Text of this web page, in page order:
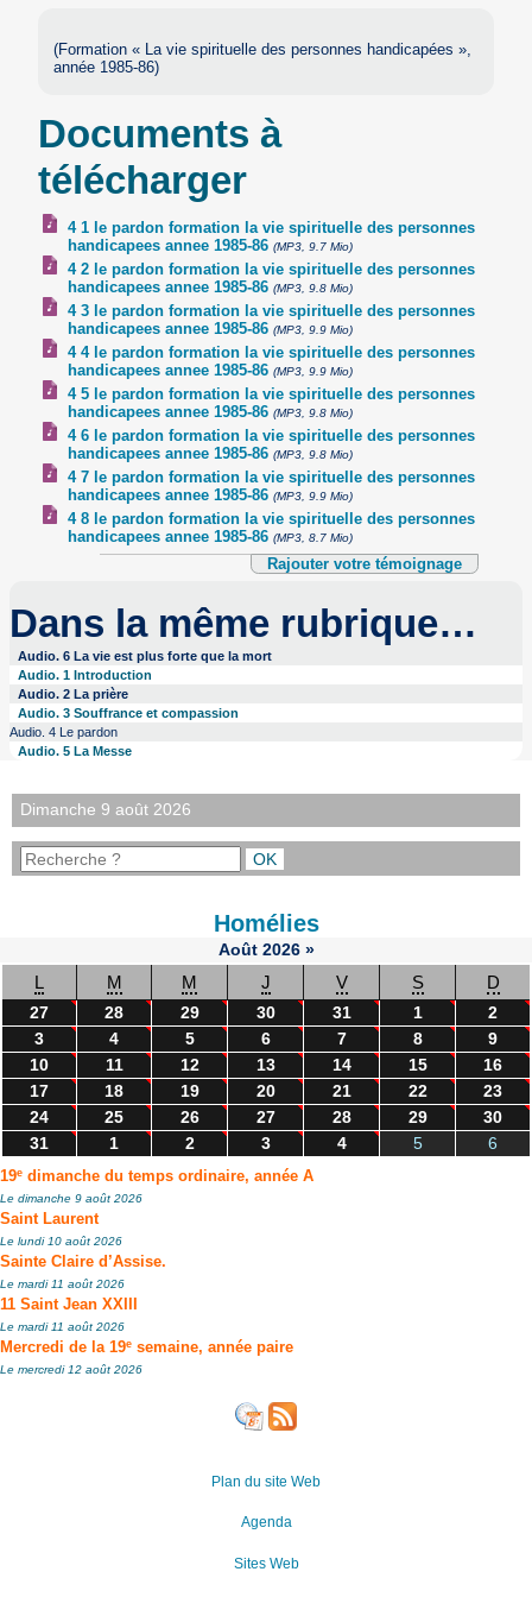
(Formation « La vie spirituelle des personnes handicapées »,
année 1985-86)
Documents à
télécharger
4 1 le pardon formation la vie spirituelle des personnes
handicapees annee 1985-86(MP3, 9.7 Mio)
4 2 le pardon formation la vie spirituelle des personnes
handicapees annee 1985-86(MP3, 9.8 Mio)
4 3 le pardon formation la vie spirituelle des personnes
handicapees annee 1985-86(MP3, 9.9 Mio)
4 4 le pardon formation la vie spirituelle des personnes
handicapees annee 1985-86(MP3, 9.9 Mio)
4 5 le pardon formation la vie spirituelle des personnes
handicapees annee 1985-86(MP3, 9.8 Mio)
4 6 le pardon formation la vie spirituelle des personnes
handicapees annee 1985-86(MP3, 9.8 Mio)
4 7 le pardon formation la vie spirituelle des personnes
handicapees annee 1985-86(MP3, 9.9 Mio)
4 8 le pardon formation la vie spirituelle des personnes
handicapees annee 1985-86(MP3, 8.7 Mio)
Rajouter votre témoignage
Dans la même rubrique…
Audio. 6 La vie est plus forte que la mort
Audio. 1 Introduction
Audio. 2 La prière
Audio. 3 Souffrance et compassion
Audio. 4 Le pardon
Audio. 5 La Messe
Dimanche 9 août 2026
Homélies
Août 2026 »
L M M J V S D
27 28 29 30 31 1
2
3
4 5 6 7 8
9
10
11 12 13 14 15
16
17
18 19 20 21 22
23
24
25 26 27 28 29
30
31
1 2 3 4 5 6
19e dimanche du temps ordinaire, année A
Le dimanche 9 août 2026
Saint Laurent
Le lundi 10 août 2026
Sainte Claire d’Assise.
Le mardi 11 août 2026
11 Saint Jean XXIII
Le mardi 11 août 2026
Mercredi de la 19e semaine, année paire
Le mercredi 12 août 2026
Plan du site Web
Agenda
Sites Web